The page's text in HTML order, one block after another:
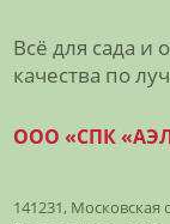
Всё для сада и
качества по
ООО «СПК
141231, Московская